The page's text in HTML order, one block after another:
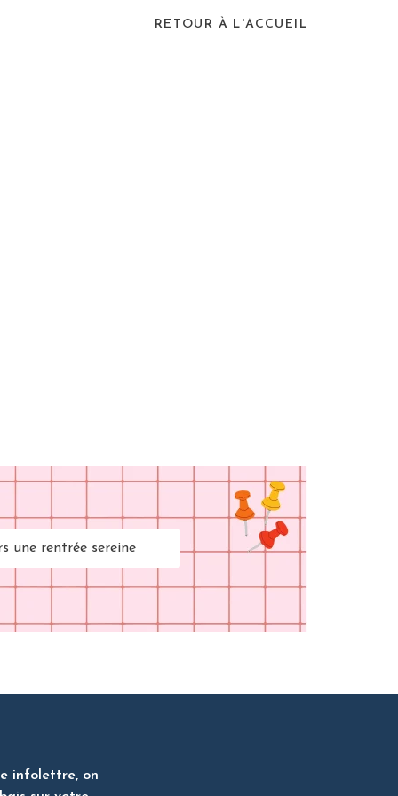
RETOUR À L'ACCUEIL
une rentrée sereine
infolettre, on